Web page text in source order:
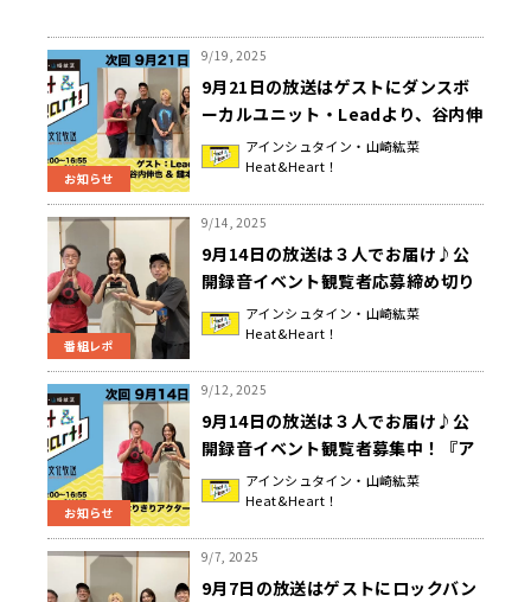
お知らせ
9/19, 2025
9月21日の放送はゲストにダンスボ
ーカルユニット・Leadより、谷内伸
也さんと鍵本輝 さんが登場！『アイ
ンシュタイン・山崎紘菜
アインシュタイン・山崎紘菜
Heat&Heart！
番組レポ
9/14, 2025
9月14日の放送は３人でお届け♪公
開録音イベント観覧者応募締め切り
が今日まで！『アインシュタイン・
山崎紘菜 Heat&Heart!』
アインシュタイン・山崎紘菜
Heat&Heart！
お知らせ
9/12, 2025
9月14日の放送は３人でお届け♪公
開録音イベント観覧者募集中！『ア
インシュタイン・山崎紘菜
Heat&Heart!』
アインシュタイン・山崎紘菜
Heat&Heart！
9/7, 2025
9月7日の放送はゲストにロックバン